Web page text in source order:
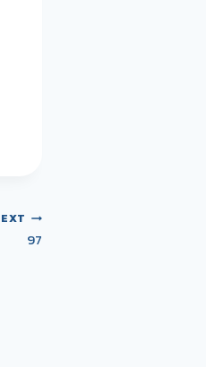
97